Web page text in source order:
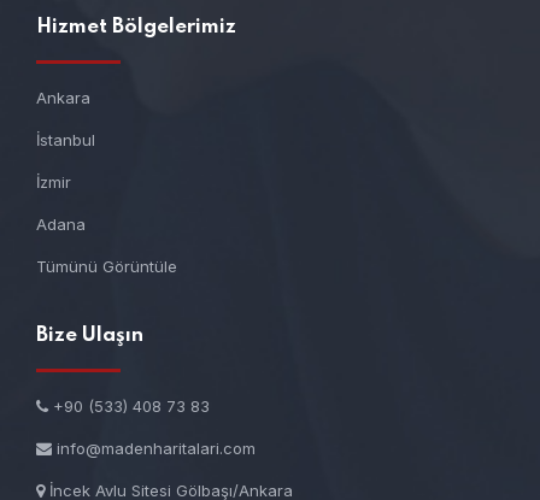
Hizmet Bölgelerimiz
Ankara
İstanbul
İzmir
Adana
Tümünü Görüntüle
Bize Ulaşın
+90 (533) 408 73 83
info@madenharitalari.com
İncek Avlu Sitesi Gölbaşı/Ankara